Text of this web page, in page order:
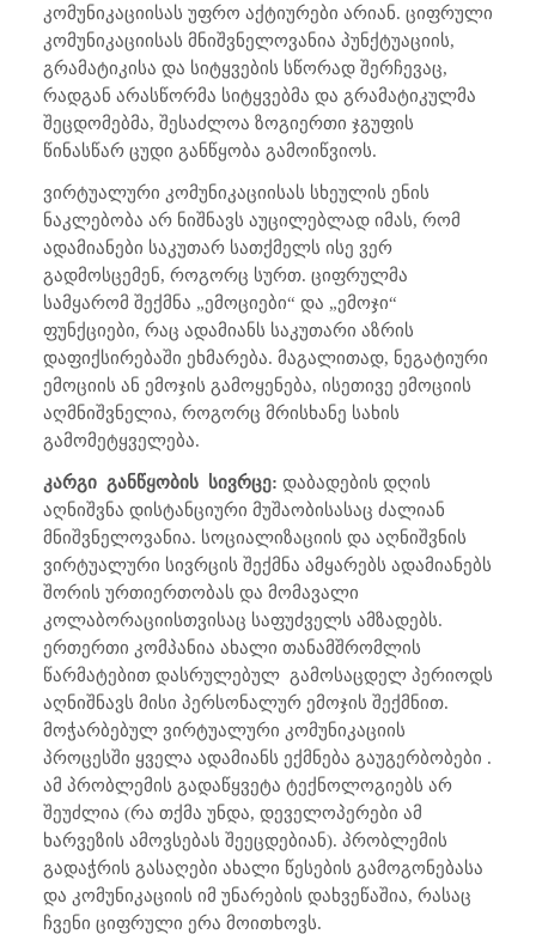
კომუნიკაციისას უფრო აქტიურები არიან. ციფრული
კომუნიკაციისას მნიშვნელოვანია პუნქტუაციის,
გრამატიკისა და სიტყვების სწორად შერჩევაც,
რადგან არასწორმა სიტყვებმა და გრამატიკულმა
შეცდომებმა, შესაძლოა ზოგიერთი ჯგუფის
წინასწარ ცუდი განწყობა გამოიწვიოს.
ვირტუალური კომუნიკაციისას სხეულის ენის
ნაკლებობა არ ნიშნავს აუცილებლად იმას, რომ
ადამიანები საკუთარ სათქმელს ისე ვერ
გადმოსცემენ, როგორც სურთ. ციფრულმა
სამყარომ შექმნა „ემოციები“ და „ემოჯი“
ფუნქციები, რაც ადამიანს საკუთარი აზრის
დაფიქსირებაში ეხმარება. მაგალითად, ნეგატიური
ემოციის ან ემოჯის გამოყენება, ისეთივე ემოციის
აღმნიშვნელია, როგორც მრისხანე სახის
გამომეტყველება.
კარგი განწყობის სივრცე: დაბადების დღის
აღნიშვნა დისტანციური მუშაობისასაც ძალიან
მნიშვნელოვანია. სოციალიზაციის და აღნიშვნის
ვირტუალური სივრცის შექმნა ამყარებს ადამიანებს
შორის ურთიერთობას და მომავალი
კოლაბორაციისთვისაც საფუძველს ამზადებს.
ერთერთი კომპანია ახალი თანამშრომლის
წარმატებით დასრულებულ გამოსაცდელ პერიოდს
აღნიშნავს მისი პერსონალურ ემოჯის შექმნით.
მოჭარბებულ ვირტუალური კომუნიკაციის
პროცესში ყველა ადამიანს ექმნება გაუგერბობები .
ამ პრობლემის გადაწყვეტა ტექნოლოგიებს არ
შეუძლია (რა თქმა უნდა, დეველოპერები ამ
ხარვეზის ამოვსებას შეეცდებიან). პრობლემის
გადაჭრის გასაღები ახალი წესების გამოგონებასა
და კომუნიკაციის იმ უნარების დახვეწაშია, რასაც
ჩვენი ციფრული ერა მოითხოვს.